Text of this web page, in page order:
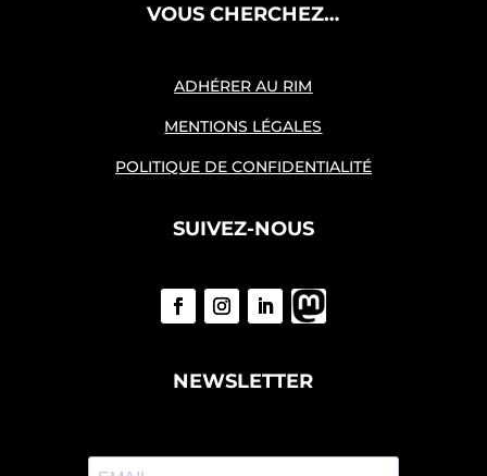
VOUS CHERCHEZ…
ADHÉRER AU RIM
MENTIONS LÉGALES
POLITIQUE DE CONFIDENTIALITÉ
SUIVEZ-NOUS
NEWSLETTER